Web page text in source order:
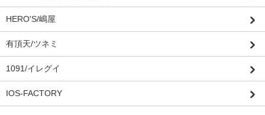
HERO'S/嶋屋
有頂天/ツネミ
1091/イレグイ
IOS-FACTORY